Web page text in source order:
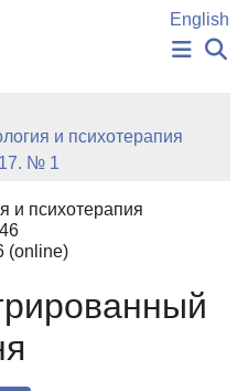
English
СЛОВА
и психотерапия
№ 1
и психотерапия
(online)